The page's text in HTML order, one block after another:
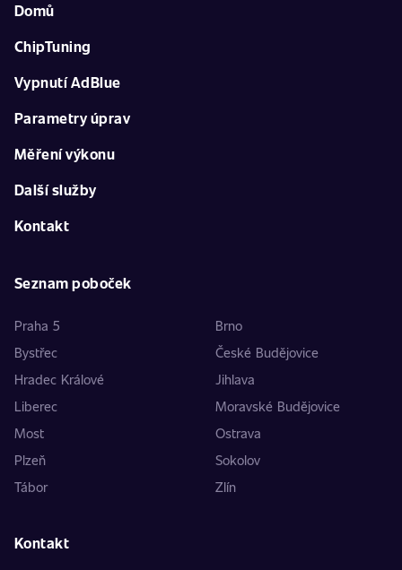
Domů
ChipTuning
Vypnutí AdBlue
Parametry úprav
Měření výkonu
Další služby
Kontakt
Seznam poboček
Praha 5
Brno
Bystřec
České Budějovice
Hradec Králové
Jihlava
Liberec
Moravské Budějovice
Most
Ostrava
Plzeň
Sokolov
Tábor
Zlín
Kontakt